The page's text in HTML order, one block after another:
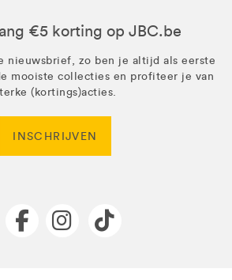
€5 korting op JBC.be
nieuwsbrief, zo ben je altijd als eerste
mooiste collecties en profiteer je van
(kortings)acties.
INSCHRIJVEN